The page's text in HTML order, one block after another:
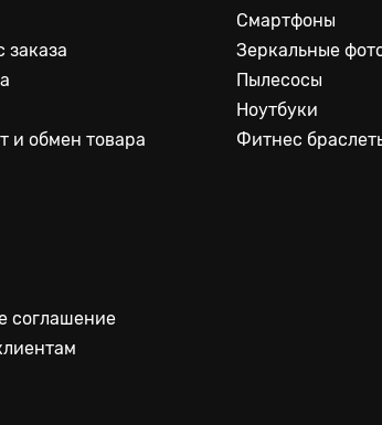
заказа
и обмен товара
соглашение
Смартфоны
Зеркальные
Пылесосы
Ноутбуки
Фитнес